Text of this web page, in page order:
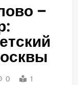
–
0
1